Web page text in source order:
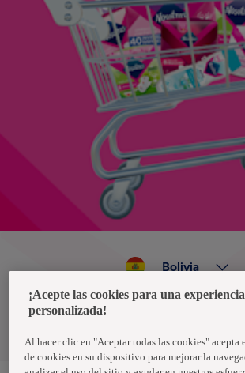
Política de privacidad de
Bolivia
¡Acepte las cookies para una
personalizada!
Al hacer clic en "Aceptar todas las cookies" acepta
de cookies en su dispositivo para mejorar la